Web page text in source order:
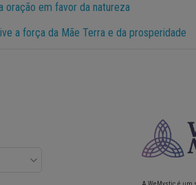
oração em favor da natureza
a força da Mãe Terra e da prosperidade